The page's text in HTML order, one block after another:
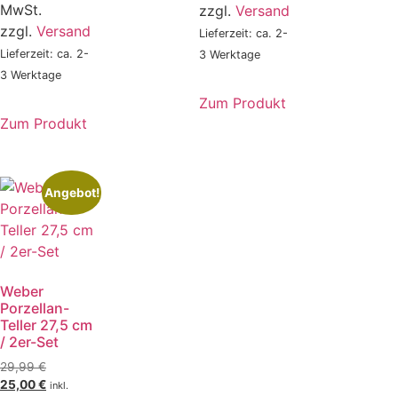
MwSt.
zzgl. Versand
Lieferzeit: ca. 2-
3 Werktage
Zum Produkt
zzgl. Versand
Lieferzeit: ca. 2-
3 Werktage
Zum Produkt
Angebot!
Weber
Porzellan-
Teller 27,5 cm
/ 2er-Set
29,99€
25,00€ inkl.